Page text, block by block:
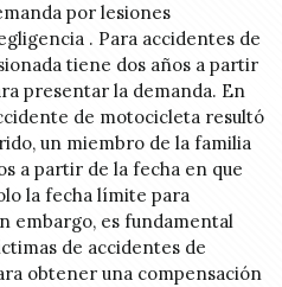
por lesiones
. Para accidentes de
tiene dos años a partir
presentar la demanda. En
de motocicleta resultó
un miembro de la familia
a partir de la fecha en que
la fecha límite para
embargo, es fundamental
de accidentes de
obtener una compensación